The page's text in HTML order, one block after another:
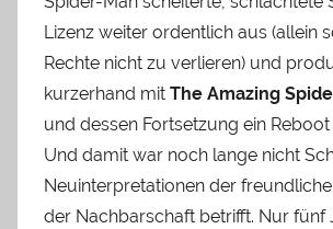
Lizenz weiter ordentlich aus (allein
Rechte nicht zu verlieren) und
kurzerhand mit The Amazing
und dessen Fortsetzung ein Reboot
Und damit war noch lange nicht
Neuinterpretationen der
der Nachbarschaft betrifft. Nur fünf